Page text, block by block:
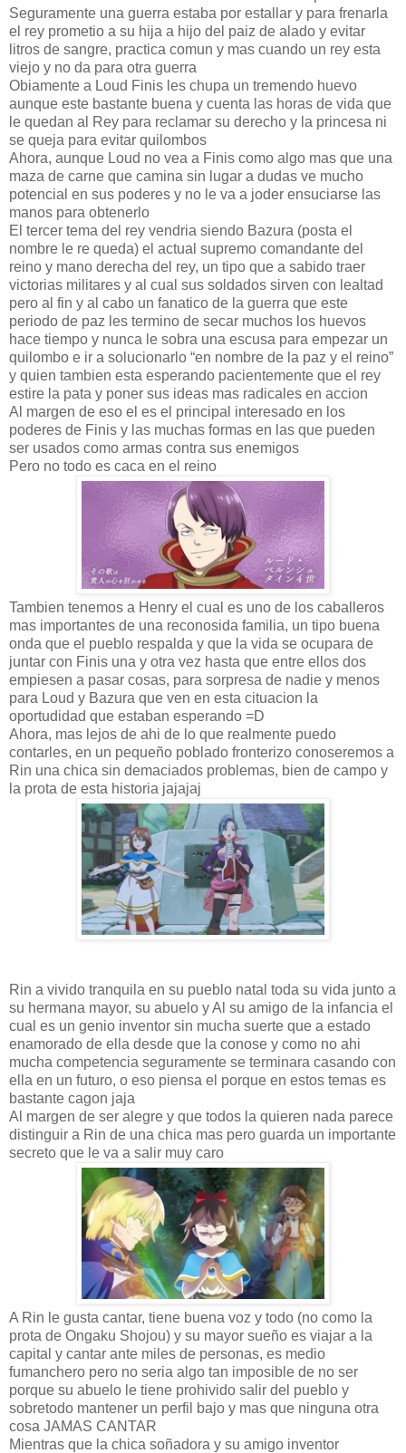
Seguramente una guerra estaba por estallar y para frenarla
el rey prometio a su hija a hijo del paiz de alado y evitar
litros de sangre, practica comun y mas cuando un rey esta
viejo y no da para otra guerra
Obiamente a Loud Finis les chupa un tremendo huevo
aunque este bastante buena y cuenta las horas de vida que
le quedan al Rey para reclamar su derecho y la princesa ni
se queja para evitar quilombos
Ahora, aunque Loud no vea a Finis como algo mas que una
maza de carne que camina sin lugar a dudas ve mucho
potencial en sus poderes y no le va a joder ensuciarse las
manos para obtenerlo
El tercer tema del rey vendria siendo Bazura (posta el
nombre le re queda) el actual supremo comandante del
reino y mano derecha del rey, un tipo que a sabido traer
victorias militares y al cual sus soldados sirven con lealtad
pero al fin y al cabo un fanatico de la guerra que este
periodo de paz les termino de secar muchos los huevos
hace tiempo y nunca le sobra una escusa para empezar un
quilombo e ir a solucionarlo “en nombre de la paz y el reino”
y quien tambien esta esperando pacientemente que el rey
estire la pata y poner sus ideas mas radicales en accion
Al margen de eso el es el principal interesado en los
poderes de Finis y las muchas formas en las que pueden
ser usados como armas contra sus enemigos
Pero no todo es caca en el reino
Tambien tenemos a Henry el cual es uno de los caballeros
mas importantes de una reconosida familia, un tipo buena
onda que el pueblo respalda y que la vida se ocupara de
juntar con Finis una y otra vez hasta que entre ellos dos
empiesen a pasar cosas, para sorpresa de nadie y menos
para Loud y Bazura que ven en esta cituacion la
oportudidad que estaban esperando =D
Ahora, mas lejos de ahi de lo que realmente puedo
contarles, en un pequeño poblado fronterizo conoseremos a
Rin una chica sin demaciados problemas, bien de campo y
la prota de esta historia jajajaj
Rin a vivido tranquila en su pueblo natal toda su vida junto a
su hermana mayor, su abuelo y Al su amigo de la infancia el
cual es un genio inventor sin mucha suerte que a estado
enamorado de ella desde que la conose y como no ahi
mucha competencia seguramente se terminara casando con
ella en un futuro, o eso piensa el porque en estos temas es
bastante cagon jaja
Al margen de ser alegre y que todos la quieren nada parece
distinguir a Rin de una chica mas pero guarda un importante
secreto que le va a salir muy caro
A Rin le gusta cantar, tiene buena voz y todo (no como la
prota de Ongaku Shojou) y su mayor sueño es viajar a la
capital y cantar ante miles de personas, es medio
fumanchero pero no seria algo tan imposible de no ser
porque su abuelo le tiene prohivido salir del pueblo y
sobretodo mantener un perfil bajo y mas que ninguna otra
cosa JAMAS CANTAR
Mientras que la chica soñadora y su amigo inventor